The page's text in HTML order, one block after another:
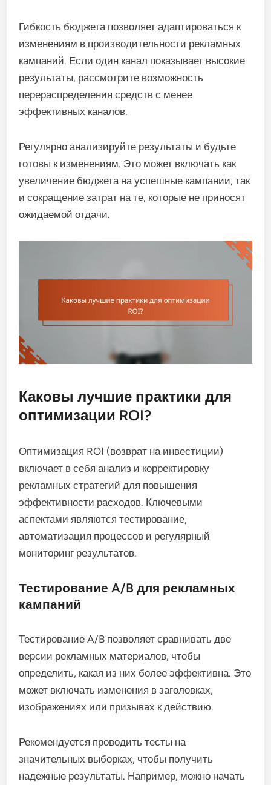
Гибкость бюджета позволяет адаптироваться к
изменениям в производительности рекламных
кампаний. Если один канал показывает высокие
результаты, рассмотрите возможность
перераспределения средств с менее
эффективных каналов.
Регулярно анализируйте результаты и будьте
готовы к изменениям. Это может включать как
увеличение бюджета на успешные кампании, так
и сокращение затрат на те, которые не приносят
ожидаемой отдачи.
Каковы лучшие практики для
оптимизации ROI?
Оптимизация ROI (возврат на инвестиции)
включает в себя анализ и корректировку
рекламных стратегий для повышения
эффективности расходов. Ключевыми
аспектами являются тестирование,
автоматизация процессов и регулярный
мониторинг результатов.
Тестирование A/B для рекламных
кампаний
Тестирование A/B позволяет сравнивать две
версии рекламных материалов, чтобы
определить, какая из них более эффективна. Это
может включать изменения в заголовках,
изображениях или призывах к действию.
Рекомендуется проводить тесты на
значительных выборках, чтобы получить
надежные результаты. Например, можно начать